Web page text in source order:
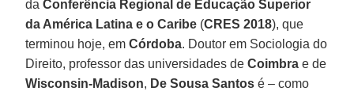
daConferência Regional de Educação Superior
da América Latina e o Caribe (CRES 2018), que
terminou hoje, emCórdoba. Doutor em Sociologia do
Direito, professor das universidades deCoimbrae de
Wisconsin-Madison, De Sousa Santos é – como